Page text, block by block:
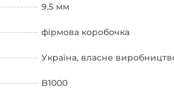
9.5 мм
фірмова коробочка
Україна, власне
B1000